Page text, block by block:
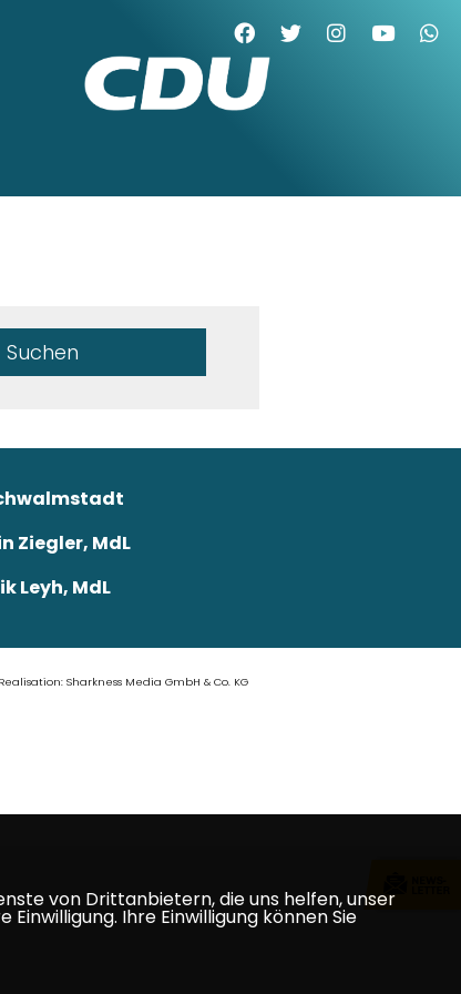
Ziegler, MdL
Leyh, MdL
Realisation: Sharkness Media GmbH & Co. KG
von Drittanbietern, die uns helfen, unser
Ihre Einwilligung können Sie